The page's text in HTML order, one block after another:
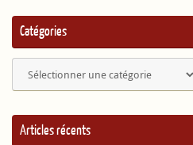
Catégories
Articles récents